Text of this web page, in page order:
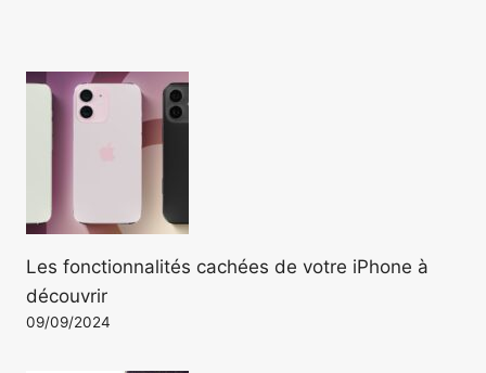
Les fonctionnalités cachées de votre iPhone à
découvrir
09/09/2024